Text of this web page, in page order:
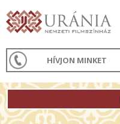
HÍVJON MINKET